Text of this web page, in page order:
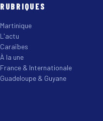
RUBRIQUES
Martinique
L'actu
Caraïbes
À la une
France & Internationale
Guadeloupe & Guyane